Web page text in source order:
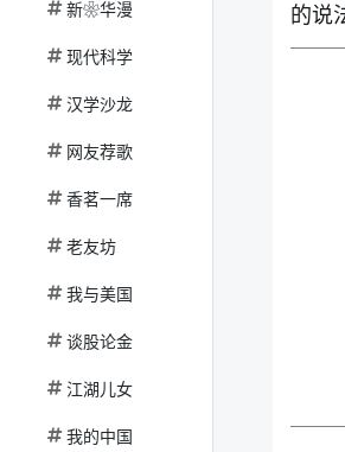
新❀华漫
现代科学
汉学沙龙
网友荐歌
香茗一席
老友坊
我与美国
谈股论金
江湖儿女
我的中国
的说